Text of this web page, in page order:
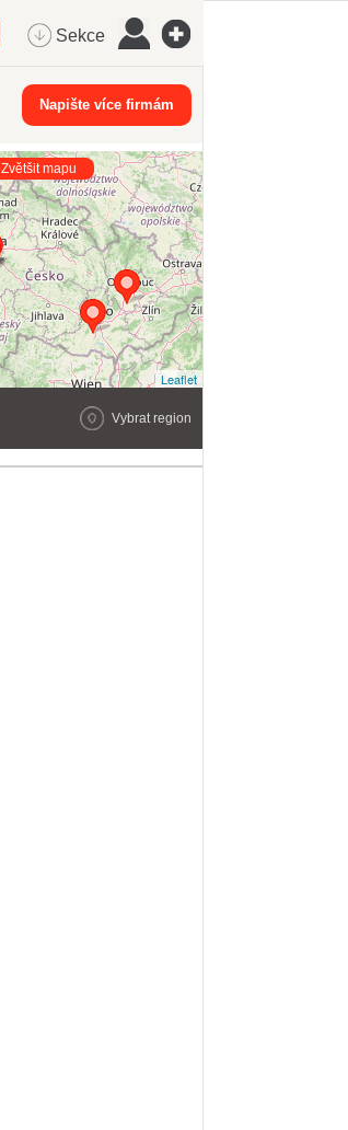
Sekce
Občanská
sdružení
Firemní
poradenství
Napište více firmám
Leaflet
Zvětšit mapu
Vybrat region